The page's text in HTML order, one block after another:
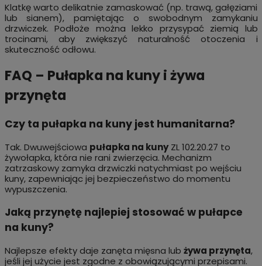
Klatkę warto delikatnie zamaskować (np. trawą, gałęziami
lub sianem), pamiętając o swobodnym zamykaniu
drzwiczek. Podłoże można lekko przysypać ziemią lub
trocinami, aby zwiększyć naturalność otoczenia i
skuteczność odłowu.
FAQ – Pułapka na kuny i żywa
przynęta
Czy ta pułapka na kuny jest humanitarna?
Tak. Dwuwejściowa pułapka na kunyZL 102.20.27 to
żywołapka, która nie rani zwierzęcia. Mechanizm
zatrzaskowy zamyka drzwiczki natychmiast po wejściu
kuny, zapewniając jej bezpieczeństwo do momentu
wypuszczenia.
Jaką przynętę najlepiej stosować w pułapce
na kuny?
Najlepsze efekty daje zanęta mięsna lub żywa przynęta,
jeśli jej użycie jest zgodne z obowiązującymi przepisami.